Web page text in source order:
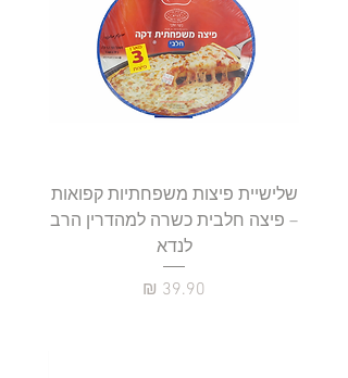
שלישיית פיצות משפחתיות קפואות
– פיצה חלבית כשרה למהדרין הרב
לנדא
מחיר